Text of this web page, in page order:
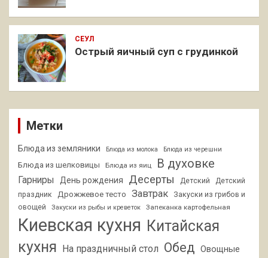
СЕУЛ
Острый яичный суп с грудинкой
Метки
Блюда из земляники Блюда из молока Блюда из черешни
Блюда из шелковицы Блюда из яиц В духовке
Гарниры День рождения Десерты Детский
Детский
праздник
Дрожжевое тесто Завтрак
Закуски из грибов и
овощей
Закуски из рыбы и креветок Запеканка картофельная
Киевская кухня Китайская
кухня
На праздничный стол Обед Овощные